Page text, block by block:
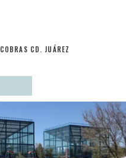
COBRAS CD. JUÁREZ